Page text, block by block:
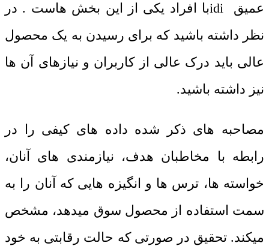
عمیق idiبا افراد یکی از این بخش هاست . در
نظر داشته باشید که برای رسیدن به یک محصول
عالی باید درک عالی از کاربران و نیازهای آن ها
نیز داشته باشید.
مصاحبه های ذکر شده داده های کیفی را در
رابطه با مخاطبان هدف، نیازمندی های آنان،
خواسته ها، ترس ها و انگیزه هایی که آنان را به
سمت استفاده از محصول سوق میدهد، مشخص
میکند. تحقیق در صورتی که حالت رقابتی به خود